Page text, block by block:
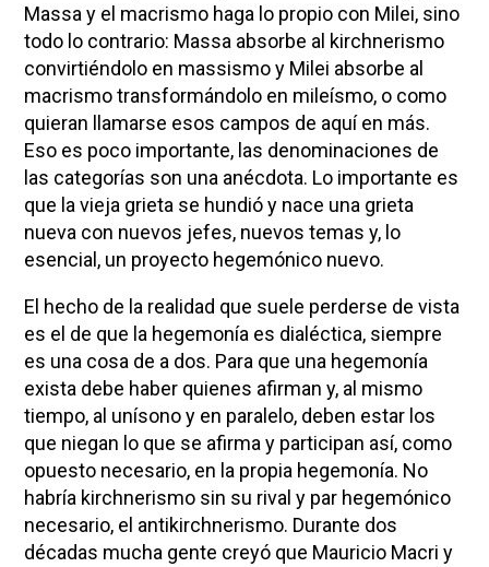
Massa y el macrismo haga lo propio con Milei, sino
todo lo contrario: Massa absorbe al kirchnerismo
convirtiéndolo en massismo y Milei absorbe al
macrismo transformándolo en mileísmo, o como
quieran llamarse esos campos de aquí en más.
Eso es poco importante, las denominaciones de
las categorías son una anécdota. Lo importante es
que la vieja grieta se hundió y nace una grieta
nueva con nuevos jefes, nuevos temas y, lo
esencial, un proyecto hegemónico nuevo.
El hecho de la realidad que suele perderse de vista
es el de que la hegemonía es dialéctica, siempre
es una cosa de a dos. Para que una hegemonía
exista debe haber quienes afirman y, al mismo
tiempo, al unísono y en paralelo, deben estar los
que niegan lo que se afirma y participan así, como
opuesto necesario, en la propia hegemonía. No
habría kirchnerismo sin su rival y par hegemónico
necesario, el antikirchnerismo. Durante dos
décadas mucha gente creyó que Mauricio Macri y